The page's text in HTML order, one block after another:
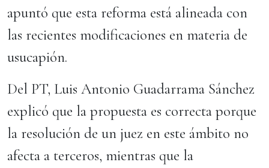
apuntó que esta reforma está alineada con
las recientes modificaciones en materia de
usucapión.
Del PT, Luis Antonio Guadarrama Sánchez
explicó que la propuesta es correcta porque
la resolución de un juez en este ámbito no
afecta a terceros, mientras que la